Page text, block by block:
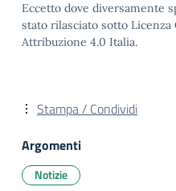
Eccetto dove diversamente
stato rilasciato sotto Licenza
Attribuzione 4.0 Italia.
Stampa / Condividi
Argomenti
Notizie